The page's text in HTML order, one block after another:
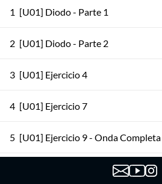
1 [U01] Diodo - Parte 1
2 [U01] Diodo - Parte 2
3 [U01] Ejercicio 4
4 [U01] Ejercicio 7
5 [U01] Ejercicio 9 - Onda Completa
[U01] Ejercicio 9 - Media Onda